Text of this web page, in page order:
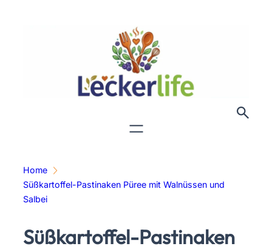
Home
Süßkartoffel-Pastinaken Püree mit Walnüssen und
Salbei
Süßkartoffel-Pastinaken